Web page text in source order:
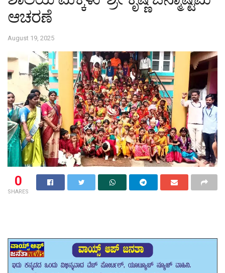
ಆಚರಣೆ
August 19, 2025
0
SHARES